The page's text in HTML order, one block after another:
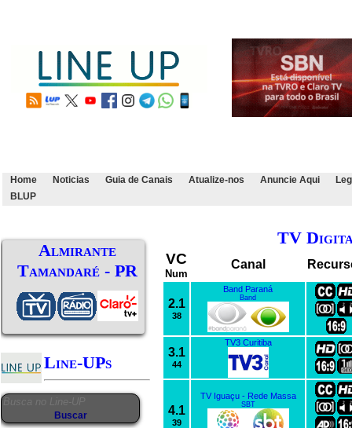
Home Noticias Guia de Canais Atualize-nos Anuncie Aqui
BLUP
Almirante
Tamandaré - PR
Line-UPs
TV
VC
Num
Canal
2.1
38
Band Paraná
Band
3.1
44
TV3 Curitiba
4.1
39
TV Iguaçu - Rede Massa
SBT